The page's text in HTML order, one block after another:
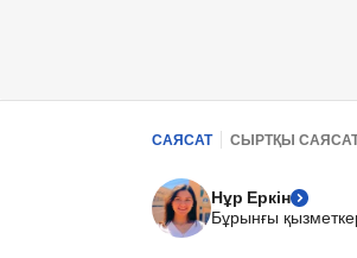
САЯСАТ СЫРТҚЫ
Нұр Еркін
Бұрынғы